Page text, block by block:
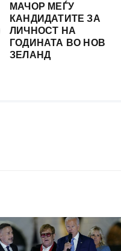
МАЧОР МЕЃУ
КАНДИДАТИТЕ ЗА
ЛИЧНОСТ НА
ГОДИНАТА ВО НОВ
ЗЕЛАНД